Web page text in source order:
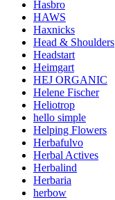
Hasbro
HAWS
Haxnicks
Head & Shoulders
Headstart
Heimgart
HEJ ORGANIC
Helene Fischer
Heliotrop
hello simple
Helping Flowers
Herbafulvo
Herbal Actives
Herbalind
Herbaria
herbow